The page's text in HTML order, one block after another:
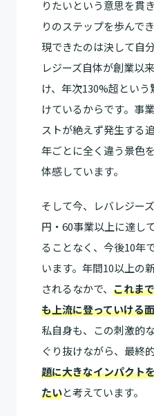
りたいという意思を貫
りのステップを歩んで
現できたのは決して自
レジーズ自体が創業以
け、年次130%超とい
けているからです。事
ストが絶えず発生する
年ごとに全く違う景色
体感しています。
そして今、レバレジー
円・60事業以上に達し
ることなく、今後10年
います。年間10以上の
されるなかで、 これま
も上流に登っていける
私自身も、この刺激的
ぐり抜けながら、最終
題に大きなインパクト
たいと考えています。